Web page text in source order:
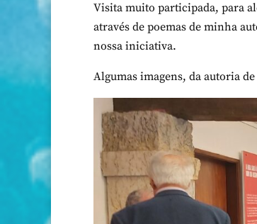
Visita muito participada, para
através de poemas de minha
nossa iniciativa.
Algumas imagens, da autoria de